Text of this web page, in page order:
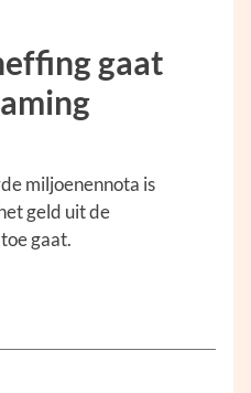
gaat
miljoenennota is
geld uit de
gaat.